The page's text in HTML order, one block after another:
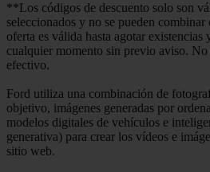
**Los códigos de descuento solo son
seleccionados y no se pueden
oferta es válida hasta agotar existencias
cualquier momento sin previo aviso. No
efectivo.
Ford utiliza una combinación de
objetivo, imágenes generadas por
modelos digitales de vehículos e
generativa) para crear los vídeos e
sitio web.